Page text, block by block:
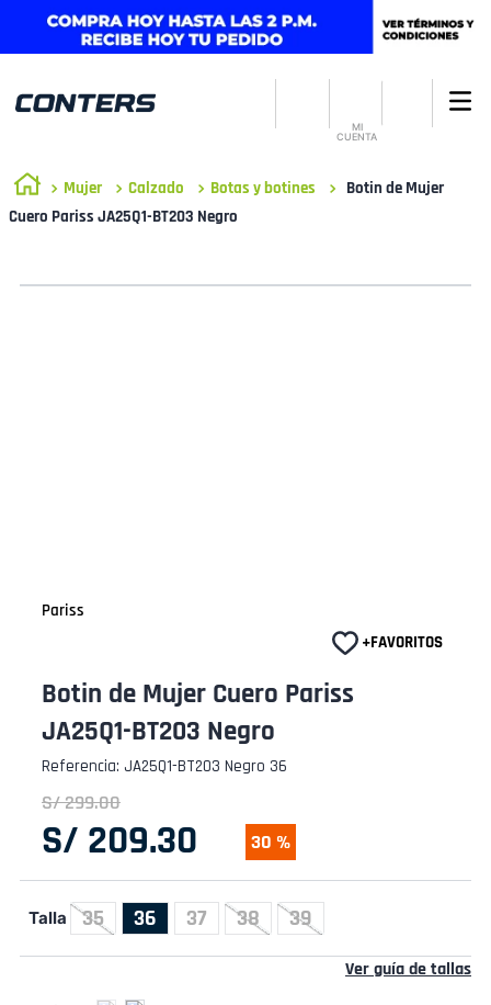
MI
CUENTA
Mujer Calzado Botas y botines
Botin de Mujer
Cuero Pariss JA25Q1-BT203 Negro
Pariss
Botin de Mujer Cuero Pariss
JA25Q1-BT203 Negro
Referencia: JA25Q1-BT203 Negro 36
S/299.00
S/ 209.30 30 %
Talla 35 36 37 38 39
Ver guía de tallas